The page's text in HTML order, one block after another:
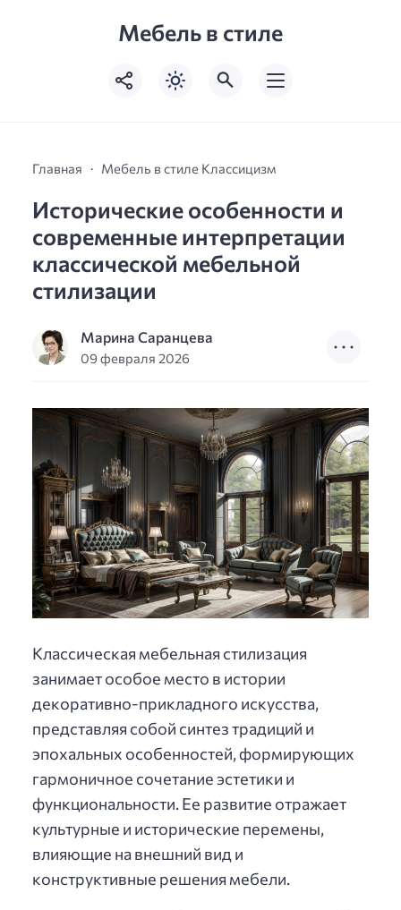
Мебель в стиле
Главная Мебель в стиле Классицизм
Исторические особенности и
современные интерпретации
классической мебельной
стилизации
Марина Саранцева
09 февраля 2026
Классическая мебельная стилизация
занимает особое место в истории
декоративно-прикладного искусства,
представляя собой синтез традиций и
эпохальных особенностей, формирующих
гармоничное сочетание эстетики и
функциональности. Ее развитие отражает
культурные и исторические перемены,
влияющие на внешний вид и
конструктивные решения мебели.